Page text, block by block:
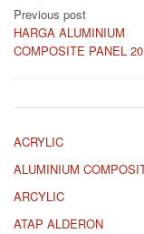
Post
navigation
Previous post
HARGA ALUMINIUM
COMPOSITE PANEL
ACRYLIC
ALUMINIUM
ARCYLIC
ATAP ALDERON